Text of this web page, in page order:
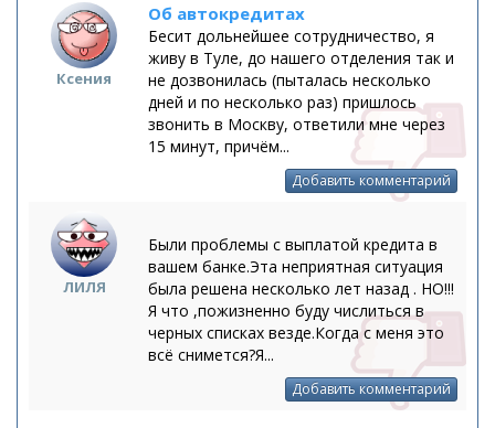
Ксения
Об автокредитах
Бесит дольнейшее сотрудничество, я
живу в Туле, до нашего отделения так и
не дозвонилась (пыталась несколько
дней и по несколько раз) пришлось
звонить в Москву, ответили мне через
15 минут, причём...
Добавить комментарий
ЛИЛЯ
Были проблемы с выплатой кредита в
вашем банке.Эта неприятная ситуация
была решена несколько лет назад . НО!!!
Я что ,пожизненно буду числиться в
черных списках везде.Когда с меня это
всё снимется?Я...
Добавить комментарий